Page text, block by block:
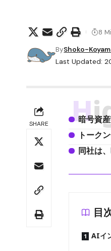
Last Updated:
ByShoko-
8
SHARE
暗号資
トーク
同社は
目
AIイ